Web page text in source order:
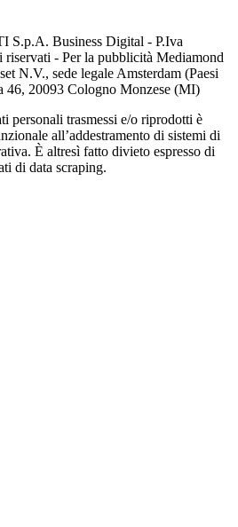
S.p.A. Business Digital - P.Iva
- Per la pubblicità Mediamond
N.V., sede legale Amsterdam (Paesi
46, 20093 Cologno Monzese (MI)
personali trasmessi e/o riprodotti è
all’addestramento di sistemi di
È altresì fatto divieto espresso di
di data scraping.